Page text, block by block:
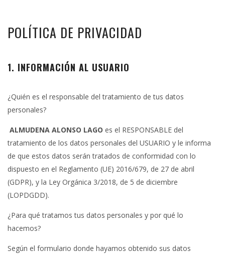
POLÍTICA DE PRIVACIDAD
1. INFORMACIÓN AL USUARIO
¿Quién es el responsable del tratamiento de tus datos
personales?
ALMUDENA ALONSO LAGO es el RESPONSABLE del
tratamiento de los datos personales del USUARIO y le informa
de que estos datos serán tratados de conformidad con lo
dispuesto en el Reglamento (UE) 2016/679, de 27 de abril
(GDPR), y la Ley Orgánica 3/2018, de 5 de diciembre
(LOPDGDD).
¿Para qué tratamos tus datos personales y por qué lo
hacemos?
Según el formulario donde hayamos obtenido sus datos